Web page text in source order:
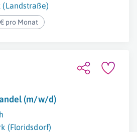
(Landstraße)
pro Monat
(m/w/d)
(Floridsdorf)